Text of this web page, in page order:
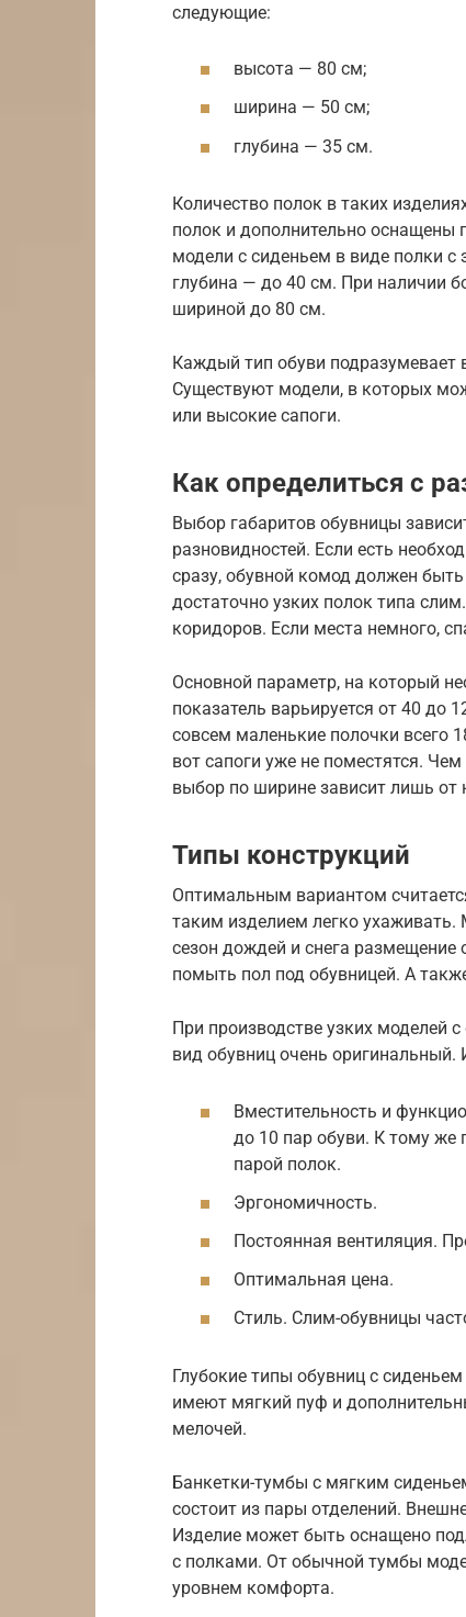
следующие:
высота — 80 см;
ширина — 50 см;
глубина — 35 см.
Количество полок в таких
полок и дополнительно оснащены
модели с сиденьем в виде полки
глубина — до 40 см. При наличии
шириной до 80 см.
Каждый тип обуви подразумевает
Существуют модели, в которых
или высокие сапоги.
Как определиться с
Выбор габаритов обувницы
разновидностей. Если есть
сразу, обувной комод должен
достаточно узких полок типа
коридоров. Если места немного,
Основной параметр, на который
показатель варьируется от 40 до
совсем маленькие полочки всего
вот сапоги уже не поместятся.
выбор по ширине зависит лишь от
Типы конструкций
Оптимальным вариантом
таким изделием легко
сезон дождей и снега размещение
помыть пол под обувницей. А
При производстве узких моделей
вид обувниц очень
Вместительность и
до 10 пар обуви. К тому же
парой полок.
Эргономичность.
Постоянная вентиляция.
Оптимальная цена.
Стиль. Слим-обувницы
Глубокие типы обувниц с
имеют мягкий пуф и
мелочей.
Банкетки-тумбы с мягким
состоит из пары отделений.
Изделие может быть оснащено
с полками. От обычной тумбы
уровнем комфорта.